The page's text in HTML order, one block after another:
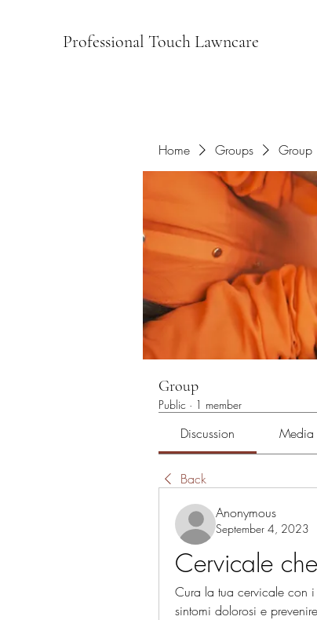
Professional Touch Lawncare
Home Groups Group
Group
Public · 1 member
Discussion Media
Back
Anonymous
September 4, 2023
Cervicale
Cura la tua cervicale con
sintomi dolorosi e